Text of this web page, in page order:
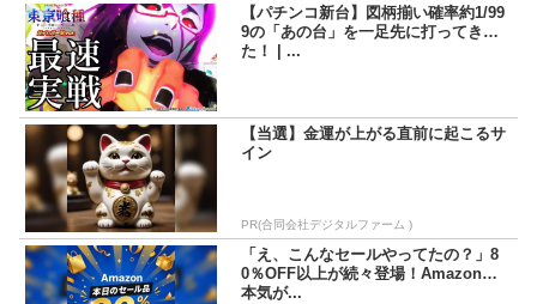
【パチンコ新台】図柄揃い確率約1/99
9の「あの台」を一足先に打ってき
た！ | ...
【当選】金運が上がる直前に起こるサ
イン
PR(合同会社デジタルファーム )
「え、こんなセールやってたの？」8
0％OFF以上が続々登場！Amazonの
本気が...